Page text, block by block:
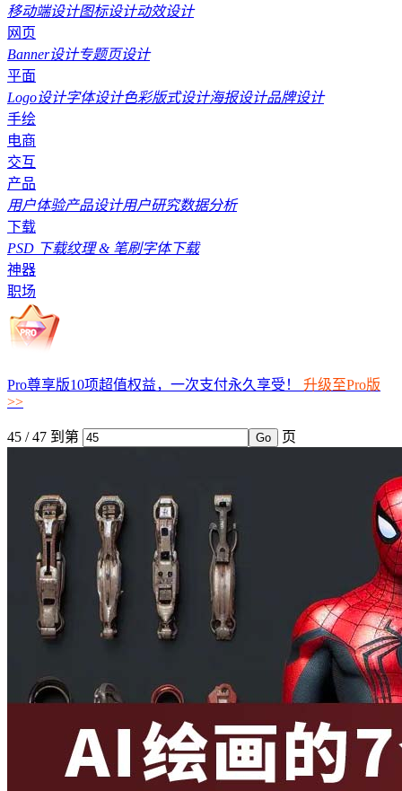
移动端设计图标设计动效设计
网页
Banner设计专题页设计
平面
Logo设计字体设计色彩版式设计海报设计品牌设计
手绘
电商
交互
产品
用户体验产品设计用户研究数据分析
下载
PSD 下载纹理 & 笔刷字体下载
神器
职场
Pro尊享版10项超值权益，一次支付永久享受！ 升级至Pro版
>>
45 / 47 到第 Go 页